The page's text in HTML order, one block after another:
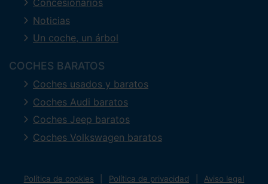
Concesionarios
Noticias
Un coche, un árbol
COCHES BARATOS
Coches usados y baratos
Coches Audi baratos
Coches Jeep baratos
Coches Volkswagen baratos
Política de cookies Política de privacidad Aviso legal